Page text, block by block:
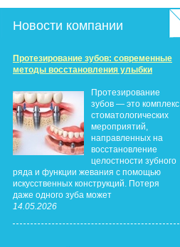
Новости компании
Протезирование зубов: современные
методы восстановления улыбки
Протезирование
зубов — это комплекс
стоматологических
мероприятий,
направленных на
восстановление
целостности зубного
ряда и функции жевания с помощью
искусственных конструкций. Потеря
даже одного зуба может
14.05.2026